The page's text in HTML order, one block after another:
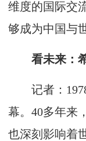
维度的国际交
够成为中国与
看未来：
记者：1978
幕。40多年来
也深刻影响着